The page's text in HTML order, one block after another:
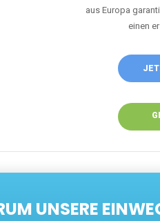
aus Europa
einen
UNSERE